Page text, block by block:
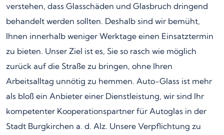
verstehen, dass Glasschäden und Glasbruch dringend
behandelt werden sollten. Deshalb sind wir bemüht,
Ihnen innerhalb weniger Werktage einen Einsatztermin
zu bieten. Unser Ziel ist es, Sie so rasch wie möglich
zurück auf die Straße zu bringen, ohne Ihren
Arbeitsalltag unnötig zu hemmen. Auto-Glass ist mehr
als bloß ein Anbieter einer Dienstleistung, wir sind Ihr
kompetenter Kooperationspartner für Autoglas in der
Stadt Burgkirchen a. d. Alz. Unsere Verpflichtung zu